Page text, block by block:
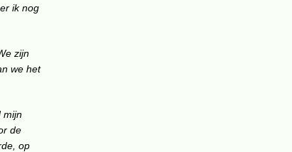
ik nog
zijn
we het
mijn
de
op